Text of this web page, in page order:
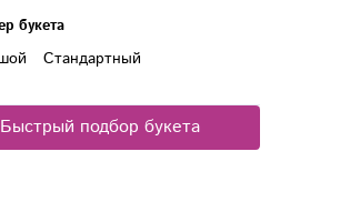
букета
Стандартный
Быстрый подбор букета